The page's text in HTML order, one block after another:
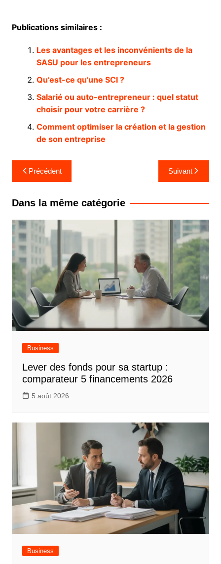
Publications similaires :
Les avantages et les inconvénients de la
SASU pour les entrepreneurs
Qu’est-ce qu’une SCI ?
Salarié ou auto-entrepreneur : quel statut
choisir pour votre carrière ?
Comment optimiser la création et la gestion
de son entreprise
Navigation
de
l’article
Précédent Suivant
Dans la même catégorie
Business
Lever des fonds pour sa startup :
comparateur 5 financements 2026
5 août 2026
Business